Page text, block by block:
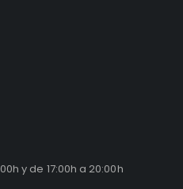
y de 17:00h a 20:00h